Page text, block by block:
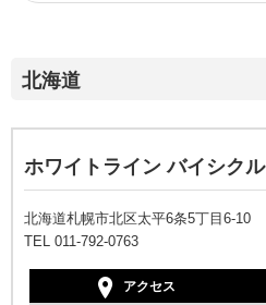
北海道
ホワイトライン バイシクル
北海道札幌市北区太平6条5丁目6-10
TEL 011-792-0763
アクセス